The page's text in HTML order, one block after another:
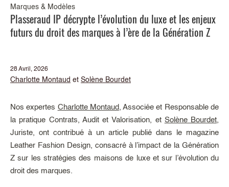
Marques & Modèles
Plasseraud IP décrypte l’évolution du luxe et les enjeux
futurs du droit des marques à l’ère de la Génération Z
28 Avril, 2026
Charlotte Montaud et Solène Bourdet
Nos expertes Charlotte Montaud, Associée et Responsable de
la pratique Contrats, Audit et Valorisation, et Solène Bourdet,
Juriste, ont contribué à un article publié dans le magazine
Leather Fashion Design, consacré à l’impact de la Génération
Z sur les stratégies des maisons de luxe et sur l’évolution du
droit des marques.